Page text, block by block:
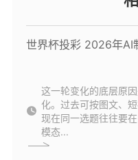
世界杯投彩 2026年AI
这一轮变化的底层原
化。过去可按图文、
现在同一选题往往要
模态...